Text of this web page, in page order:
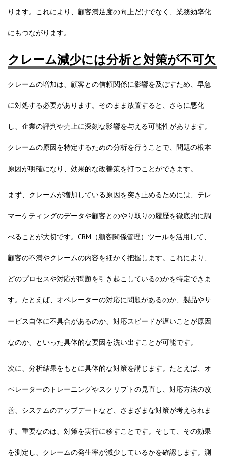
ります。これにより、顧客満足度の向上だけでなく、業務効率化
にもつながります。
クレーム減少には分析と対策が不可欠
クレームの増加は、顧客との信頼関係に影響を及ぼすため、早急
に対処する必要があります。そのまま放置すると、さらに悪化
し、企業の評判や売上に深刻な影響を与える可能性があります。
クレームの原因を特定するための分析を行うことで、問題の根本
原因が明確になり、効果的な改善策を打つことができます。
まず、クレームが増加している原因を突き止めるためには、テレ
マーケティングのデータや顧客とのやり取りの履歴を徹底的に調
べることが大切です。CRM（顧客関係管理）ツールを活用して、
顧客の不満やクレームの内容を細かく把握します。これにより、
どのプロセスや対応が問題を引き起こしているのかを特定できま
す。たとえば、オペレーターの対応に問題があるのか、製品やサ
ービス自体に不具合があるのか、対応スピードが遅いことが原因
なのか、といった具体的な要因を洗い出すことが可能です。
次に、分析結果をもとに具体的な対策を講じます。たとえば、オ
ペレーターのトレーニングやスクリプトの見直し、対応方法の改
善、システムのアップデートなど、さまざまな対策が考えられま
す。重要なのは、対策を実行に移すことです。そして、その効果
を測定し、クレームの発生率が減少しているかを確認します。測